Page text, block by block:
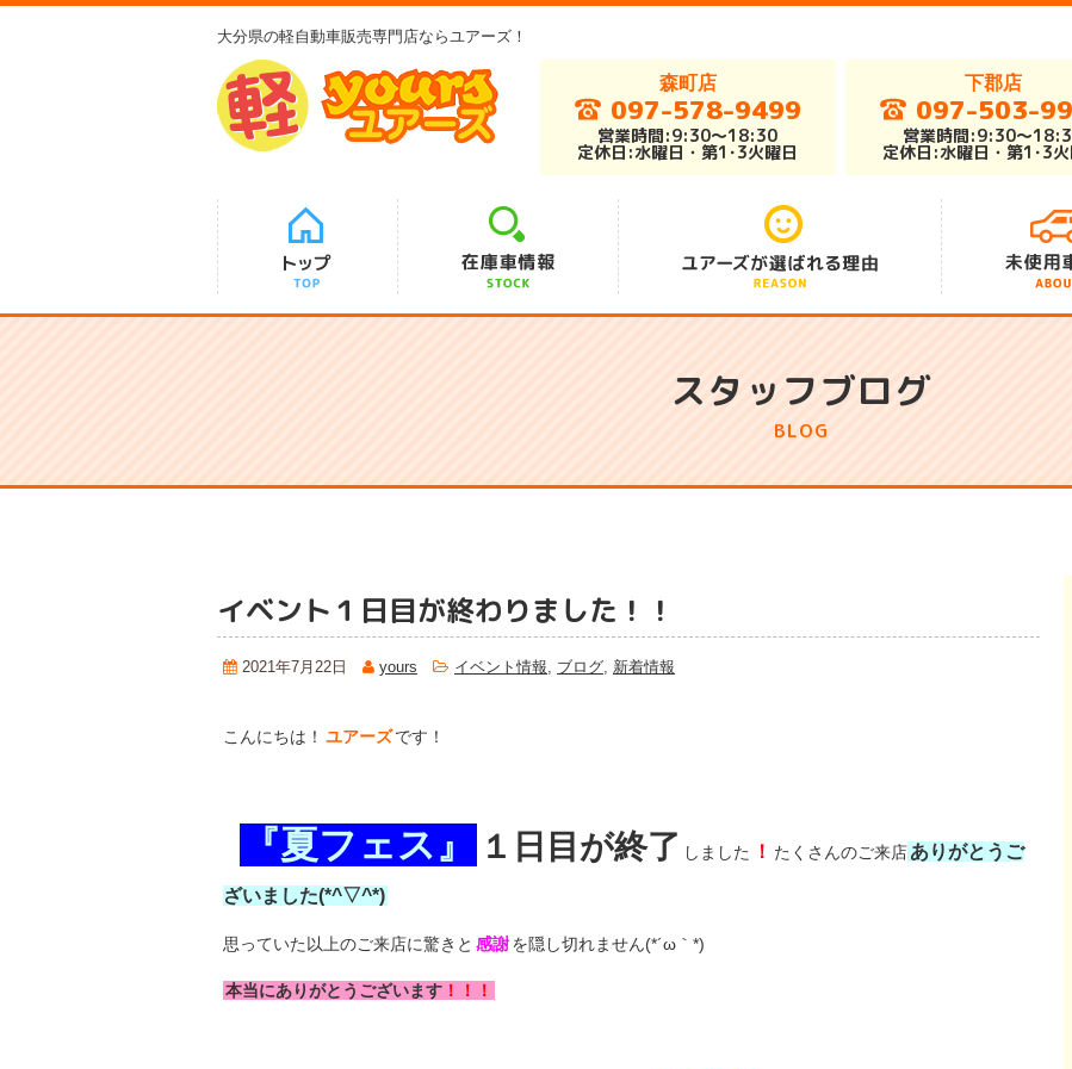
大分県の軽自動車販売専門店ならユアーズ！
森町店
097-578-9499
営業時間:9:30～18:30
定休日:水曜日・第1･3火曜日
下郡店
097-503-
営業時間:9:30～
定休日:水曜日・第1･3火
安さの秘密
総在庫車300台
アフターサポート
スタッフブログ
BLOG
イベント１日目が終わりました！！
2021年7月22日 yours イベント情報, ブログ, 新着情報
こんにちは！ ユアーズです！
『夏フェス』 １日目が終了 しました ！ たくさんのご来店ありがとうご
ざいました(*^▽^*)
思っていた以上のご来店に驚きと 感謝を隠し切れません(*´ω｀*)
本当にありがとうございます ！！！